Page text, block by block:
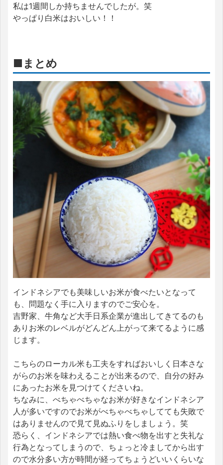
私は1週間しか持ちませんでしたが。笑
やっぱり白米はおいしい！！
■まとめ
インドネシアでも美味しいお米が食べたいとなって
も、問題なく手に入りますのでご安心を。
吉野家、牛角など大手日系企業が進出してきてるのも
ありお米のレベルがどんどん上がって来てるように感
じます。
こちらのローカル米も工夫をすればおいしく日本さな
がらのお米を味わえることが出来るので、自分の好み
にあったお米を見つけてくださいね。
ちなみに、べちゃべちゃなお米が好きなインドネシア
人が多いですのでお米がべちゃべちゃしてても失敗で
はありませんので見て見ぬふりをしましょう。笑
恐らく、インドネシアでは熱い食べ物を出すと失礼な
行為となってしまうので、ちょっと冷ましてから出す
ので水分多い方が時間が経ってちょうどいいくらいな